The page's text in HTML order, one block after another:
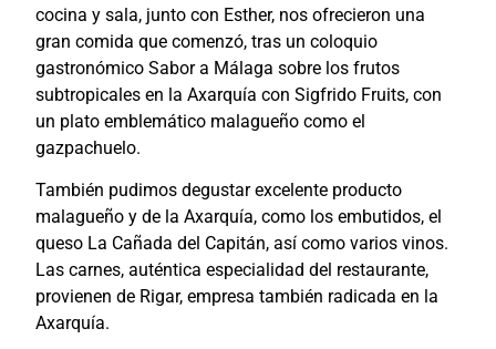
cocina y sala, junto con Esther, nos ofrecieron una
gran comida que comenzó, tras un coloquio
gastronómico Sabor a Málaga sobre los frutos
subtropicales en la Axarquía con Sigfrido Fruits, con
un plato emblemático malagueño como el
gazpachuelo.
También pudimos degustar excelente producto
malagueño y de la Axarquía, como los embutidos, el
queso La Cañada del Capitán, así como varios vinos.
Las carnes, auténtica especialidad del restaurante,
provienen de Rigar, empresa también radicada en la
Axarquía.